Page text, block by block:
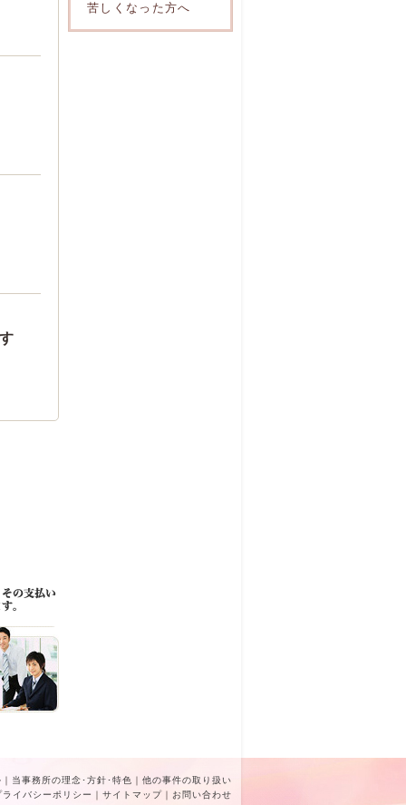
苦しくなった方へ
｜ 当事務所の理念･方針･特色 ｜ 他の事件の取り扱い
ライバシーポリシー ｜ サイトマップ ｜ お問い合わせ